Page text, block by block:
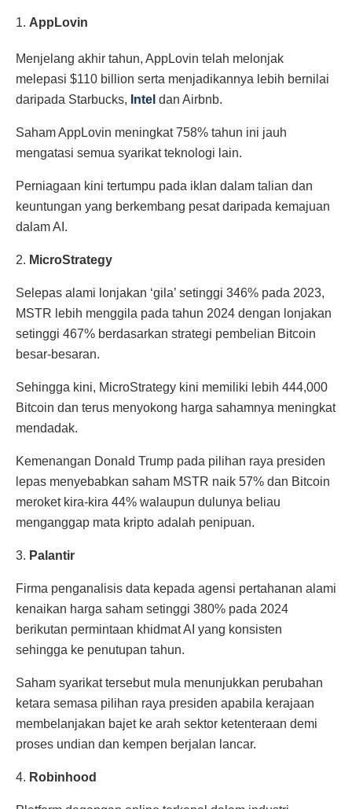
1. AppLovin
Menjelang akhir tahun, AppLovin telah melonjak
melepasi $110 billion serta menjadikannya lebih bernilai
daripada Starbucks, Intel dan Airbnb.
Saham AppLovin meningkat 758% tahun ini jauh
mengatasi semua syarikat teknologi lain.
Perniagaan kini tertumpu pada iklan dalam talian dan
keuntungan yang berkembang pesat daripada kemajuan
dalam AI.
2. MicroStrategy
Selepas alami lonjakan ‘gila’ setinggi 346% pada 2023,
MSTR lebih menggila pada tahun 2024 dengan lonjakan
setinggi 467% berdasarkan strategi pembelian Bitcoin
besar-besaran.
Sehingga kini, MicroStrategy kini memiliki lebih 444,000
Bitcoin dan terus menyokong harga sahamnya meningkat
mendadak.
Kemenangan Donald Trump pada pilihan raya presiden
lepas menyebabkan saham MSTR naik 57% dan Bitcoin
meroket kira-kira 44% walaupun dulunya beliau
menganggap mata kripto adalah penipuan.
3. Palantir
Firma penganalisis data kepada agensi pertahanan alami
kenaikan harga saham setinggi 380% pada 2024
berikutan permintaan khidmat AI yang konsisten
sehingga ke penutupan tahun.
Saham syarikat tersebut mula menunjukkan perubahan
ketara semasa pilihan raya presiden apabila kerajaan
membelanjakan bajet ke arah sektor ketenteraan demi
proses undian dan kempen berjalan lancar.
4. Robinhood